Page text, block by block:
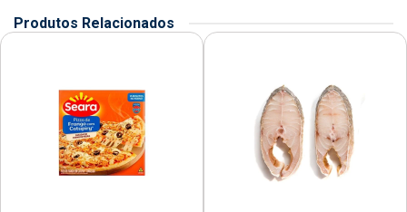
Produtos Relacionados